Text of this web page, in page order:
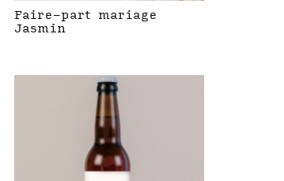
Faire-part mariage
Jasmin